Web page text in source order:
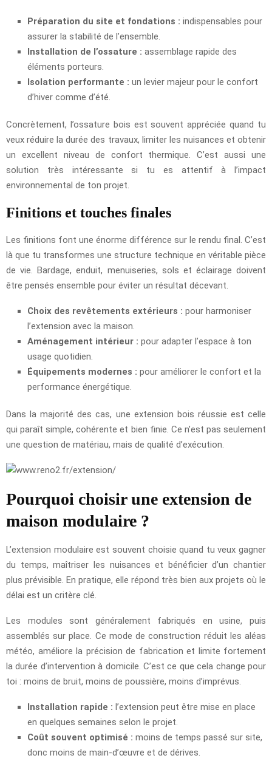
Préparation du site et fondations : indispensables pour
assurer la stabilité de l’ensemble.
Installation de l’ossature : assemblage rapide des
éléments porteurs.
Isolation performante : un levier majeur pour le confort
d’hiver comme d’été.
Concrètement, l’ossature bois est souvent appréciée quand tu
veux réduire la durée des travaux, limiter les nuisances et obtenir
un excellent niveau de confort thermique. C’est aussi une
solution très intéressante si tu es attentif à l’impact
environnemental de ton projet.
Finitions et touches finales
Les finitions font une énorme différence sur le rendu final. C’est
là que tu transformes une structure technique en véritable pièce
de vie. Bardage, enduit, menuiseries, sols et éclairage doivent
être pensés ensemble pour éviter un résultat décevant.
Choix des revêtements extérieurs : pour harmoniser
l’extension avec la maison.
Aménagement intérieur : pour adapter l’espace à ton
usage quotidien.
Équipements modernes : pour améliorer le confort et la
performance énergétique.
Dans la majorité des cas, une extension bois réussie est celle
qui paraît simple, cohérente et bien finie. Ce n’est pas seulement
une question de matériau, mais de qualité d’exécution.
Pourquoi choisir une extension de
maison modulaire ?
L’extension modulaire est souvent choisie quand tu veux gagner
du temps, maîtriser les nuisances et bénéficier d’un chantier
plus prévisible. En pratique, elle répond très bien aux projets où le
délai est un critère clé.
Les modules sont généralement fabriqués en usine, puis
assemblés sur place. Ce mode de construction réduit les aléas
météo, améliore la précision de fabrication et limite fortement
la durée d’intervention à domicile. C’est ce que cela change pour
toi : moins de bruit, moins de poussière, moins d’imprévus.
Installation rapide : l’extension peut être mise en place
en quelques semaines selon le projet.
Coût souvent optimisé : moins de temps passé sur site,
donc moins de main-d’œuvre et de dérives.